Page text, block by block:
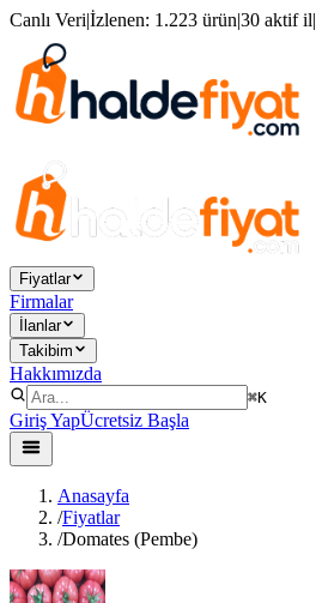
Canlı Veri|İzlenen: 1.223 ürün|30 aktif il|
Fiyatlar
Firmalar
İlanlar
Takibim
Hakkımızda
⌘K
Giriş YapÜcretsiz Başla
Anasayfa
/Fiyatlar
/Domates (Pembe)